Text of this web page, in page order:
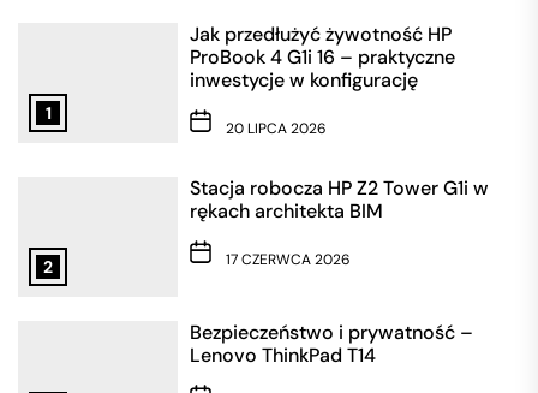
1
Jak przedłużyć żywotność HP
ProBook 4 G1i 16 – praktyczne
inwestycje w konfigurację
20 LIPCA 2026
2
Stacja robocza HP Z2 Tower G1i w
rękach architekta BIM
17 CZERWCA 2026
Bezpieczeństwo i prywatność –
Lenovo ThinkPad T14